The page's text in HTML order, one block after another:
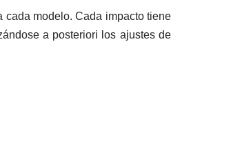
cada modelo. Cada impacto tiene
a posteriori los ajustes de